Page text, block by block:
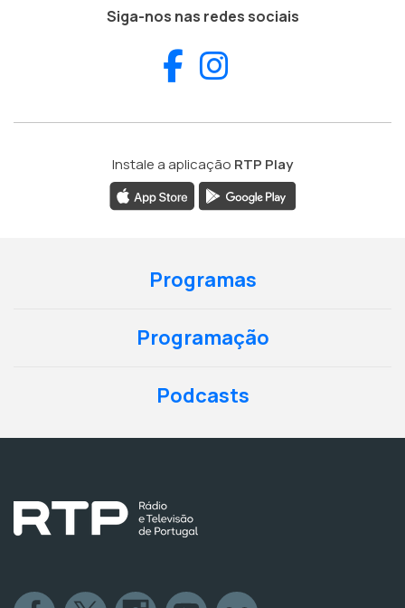
Siga-nos nas redes sociais
Facebook
Instale a aplicação RTP Play
Programas
Programação
Podcasts